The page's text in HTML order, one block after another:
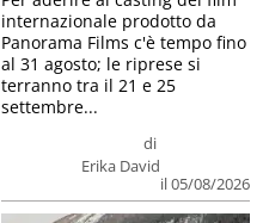
di
Erika David
il 05/08/2026
internazionale prodotto da
Panorama Films c'è tempo fino
al 31 agosto; le riprese si
terranno tra il 21 e 25
settembre...